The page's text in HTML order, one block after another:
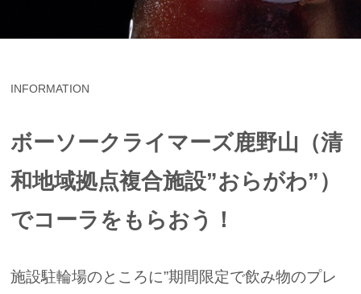
INFORMATION
ボーソークライマーズ鹿野山（清
和地域拠点複合施設”おらがわ”）
でコーラをもらおう！
施設駐輪場のところに”期間限定で飲み物のプレ